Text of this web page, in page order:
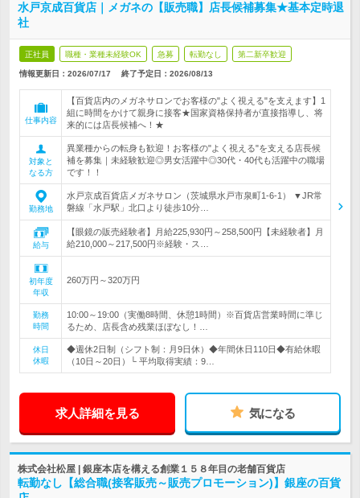
水戸京成百貨店｜メガネの【販売職】店長候補募集★基本定時退
社
正社員 職種・業種未経験OK 急募 転勤なし 第二新卒歓迎
情報更新日：2026/07/17 終了予定日： 2026/08/13
仕事内容
【百貨店内のメガネサロンでお客様の"よく視える"を支えます】1
組に時間をかけて親身に接客★国家資格保持者が直接指導し、将
来的には店長候補へ！★
対象と
なる方
異業種からの転身も歓迎！お客様の"よく視える"を支える店長候
補を募集｜未経験歓迎◎男女活躍中◎30代・40代も活躍中の職場
です！！
勤務地
水戸京成百貨店メガネサロン（茨城県水戸市泉町1-6-1） ▼JR常
磐線「水戸駅」北口より徒歩10分…
給与
【眼鏡の販売経験者】月給225,930円～258,500円【未経験者】月
給210,000～217,500円※経験・ス…
初年度
年収
260万円～320万円
勤務
時間
10:00～19:00（実働8時間、休憩1時間）※百貨店営業時間に準じ
るため、店長含め残業ほぼなし！…
休日
休暇
◆週休2日制（シフト制：月9日休）◆年間休日110日◆有給休暇
（10日～20日）└ 平均取得実績：9…
求人詳細を見る 気になる
株式会社松屋 | 銀座本店を構える創業１５８年目の老舗百貨店
転勤なし【総合職(接客販売～販売プロモーション)】銀座の百貨